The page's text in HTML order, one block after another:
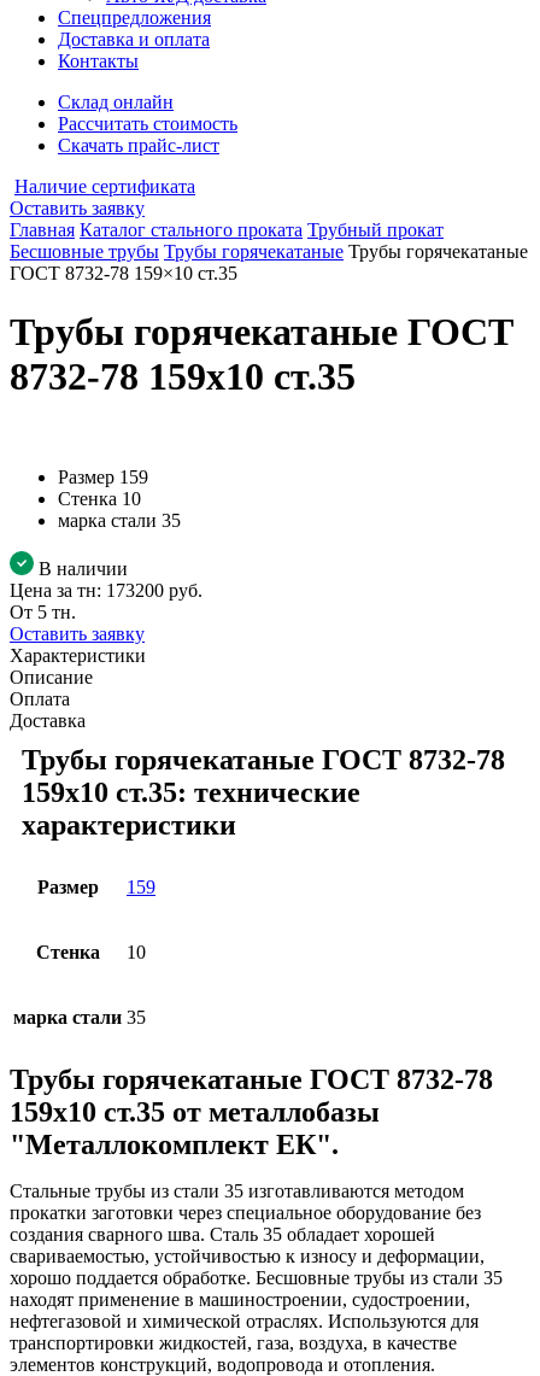
Спецпредложения
Доставка и оплата
Контакты
Склад онлайн
Рассчитать стоимость
Скачать прайс-лист
Наличие сертификата
Оставить заявку
Главная Каталог стального проката Трубный прокат
Бесшовные трубы Трубы горячекатаные Трубы горячекатаные
ГОСТ 8732-78 159×10 ст.35
Трубы горячекатаные ГОСТ
8732-78 159x10 ст.35
Размер 159
Стенка 10
марка стали 35
В наличии
Цена за тн: 173200 руб.
От 5 тн.
Оставить заявку
Характеристики
Описание
Оплата
Доставка
Трубы горячекатаные ГОСТ 8732-78
159x10 ст.35: технические
характеристики
Размер 159
Стенка 10
марка стали 35
Трубы горячекатаные ГОСТ 8732-78
159x10 ст.35 от металлобазы
"Металлокомплект ЕК".
Стальные трубы из стали 35 изготавливаются методом
прокатки заготовки через специальное оборудование без
создания сварного шва. Сталь 35 обладает хорошей
свариваемостью, устойчивостью к износу и деформации,
хорошо поддается обработке. Бесшовные трубы из стали 35
находят применение в машиностроении, судостроении,
нефтегазовой и химической отраслях. Используются для
транспортировки жидкостей, газа, воздуха, в качестве
элементов конструкций, водопровода и отопления.